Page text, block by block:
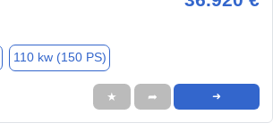
110 kw (150 PS)
★ ➦ ➜